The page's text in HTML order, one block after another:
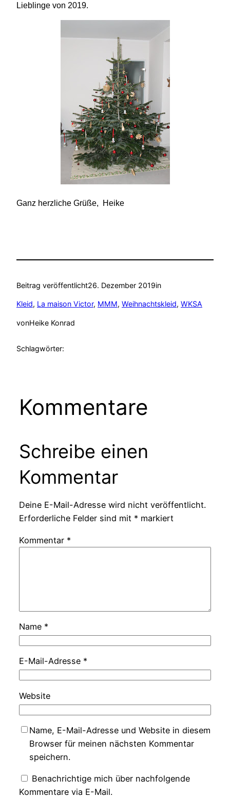
Lieblinge von 2019.
Ganz herzliche Grüße, Heike
Beitrag veröffentlicht26. Dezember 2019in
Kleid, La maison Victor, MMM, Weihnachtskleid, WKSA
vonHeike Konrad
Schlagwörter:
Kommentare
Schreibe einen
Kommentar
Deine E-Mail-Adresse wird nicht veröffentlicht.
Erforderliche Felder sind mit * markiert
Kommentar *
Name *
E-Mail-Adresse *
Website
Name, E-Mail-Adresse und Website in diesem
Browser für meinen nächsten Kommentar
speichern.
Benachrichtige mich über nachfolgende
Kommentare via E-Mail.